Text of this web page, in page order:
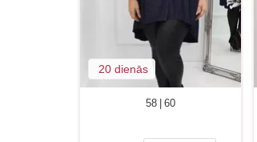
20 dienās
58 | 60